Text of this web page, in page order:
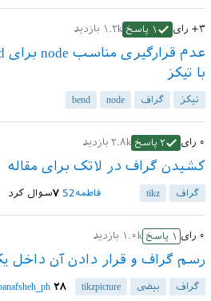
+۳ رای ۱ پاسخ ۱.۲k بازدید
با تیکز
تیکز گراف node
bend
۰ رای ۲ پاسخ ۲.۸k بازدید
کشیدن گراف در لاتک برای مقاله
گراف tikz سوال کرد فاطمه52 ۷
۰ رای ۱ پاسخ ۱.۰k بازدید
رسم گراف و قرار دادن آن داخل
گراف بیضی tikzpicture ۲۸